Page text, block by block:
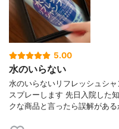
5.00
水のいらない
水のいらないリフレッシュシ
スプレーします 先日入院した
クな商品と言ったら誤解があ